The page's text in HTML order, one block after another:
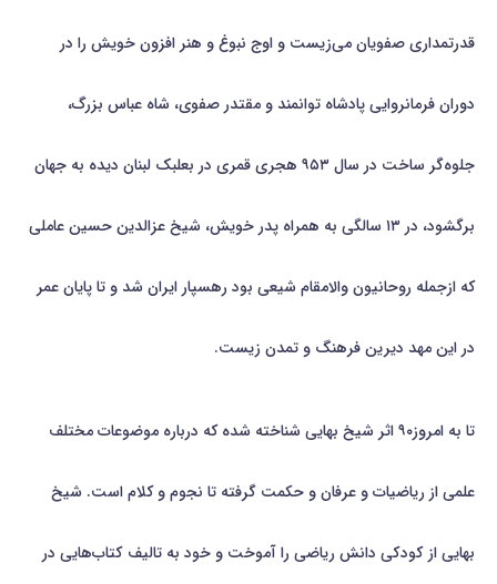
قدرتمداری صفویان می‌زیست و اوج نبوغ و هنر افزون خویش را در
دوران فرمانروایی پادشاه توانمند و مقتدر صفوی، شاه عباس بزرگ،
جلوه‌گر ساخت در سال ۹۵۳ هجری قمری در بعلبک لبنان دیده به جهان
برگشود، در ۱۳ سالگی به همراه پدر خویش، شیخ عزالدین حسین عاملی
که ازجمله روحانیون والامقام شیعی بود رهسپار ایران شد و تا پایان عمر
در این مهد دیرین فرهنگ و تمدن زیست.
تا به امروز۹۰ اثر شیخ بهایی شناخته شده که درباره موضوعات مختلف
علمی از ریاضیات و عرفان و حکمت گرفته تا نجوم و کلام است. شیخ
بهایی از كودكی دانش رياضي را آموخت و خود به تالیف كتاب‌هایی در